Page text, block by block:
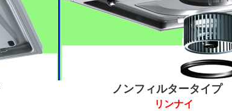
ノンフィルタータイプ
リンナイ